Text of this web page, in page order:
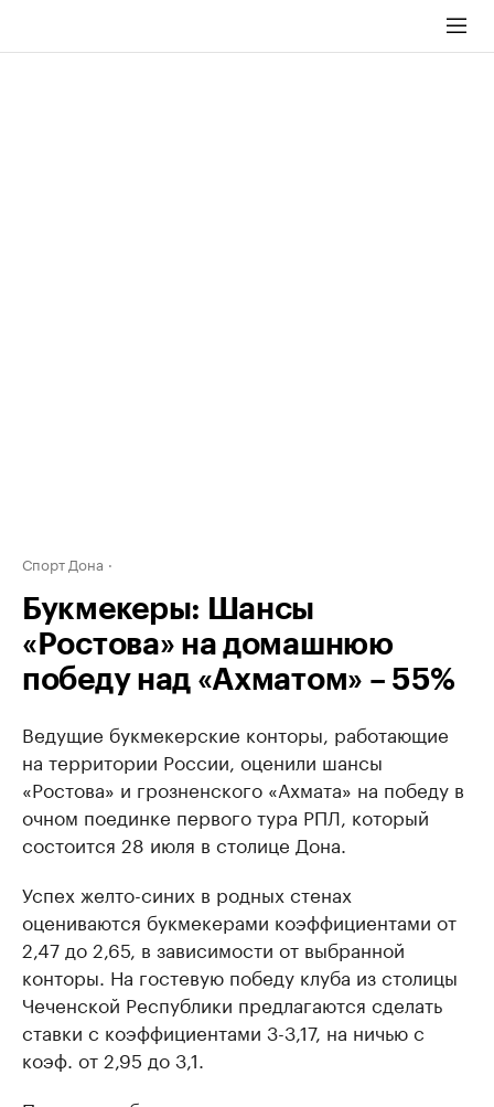
Спорт Дона
Букмекеры: Шансы
«Ростова» на домашнюю
победу над «Ахматом» – 55%
Ведущие букмекерские конторы, работающие
на территории России, оценили шансы
«Ростова» и грозненского «Ахмата» на победу в
очном поединке первого тура РПЛ, который
состоится 28 июля в столице Дона.
Успех желто-синих в родных стенах
оцениваются букмекерами коэффициентами от
2,47 до 2,65, в зависимости от выбранной
конторы. На гостевую победу клуба из столицы
Чеченской Республики предлагаются сделать
ставки с коэффициентами 3-3,17, на ничью с
коэф. от 2,95 до 3,1.